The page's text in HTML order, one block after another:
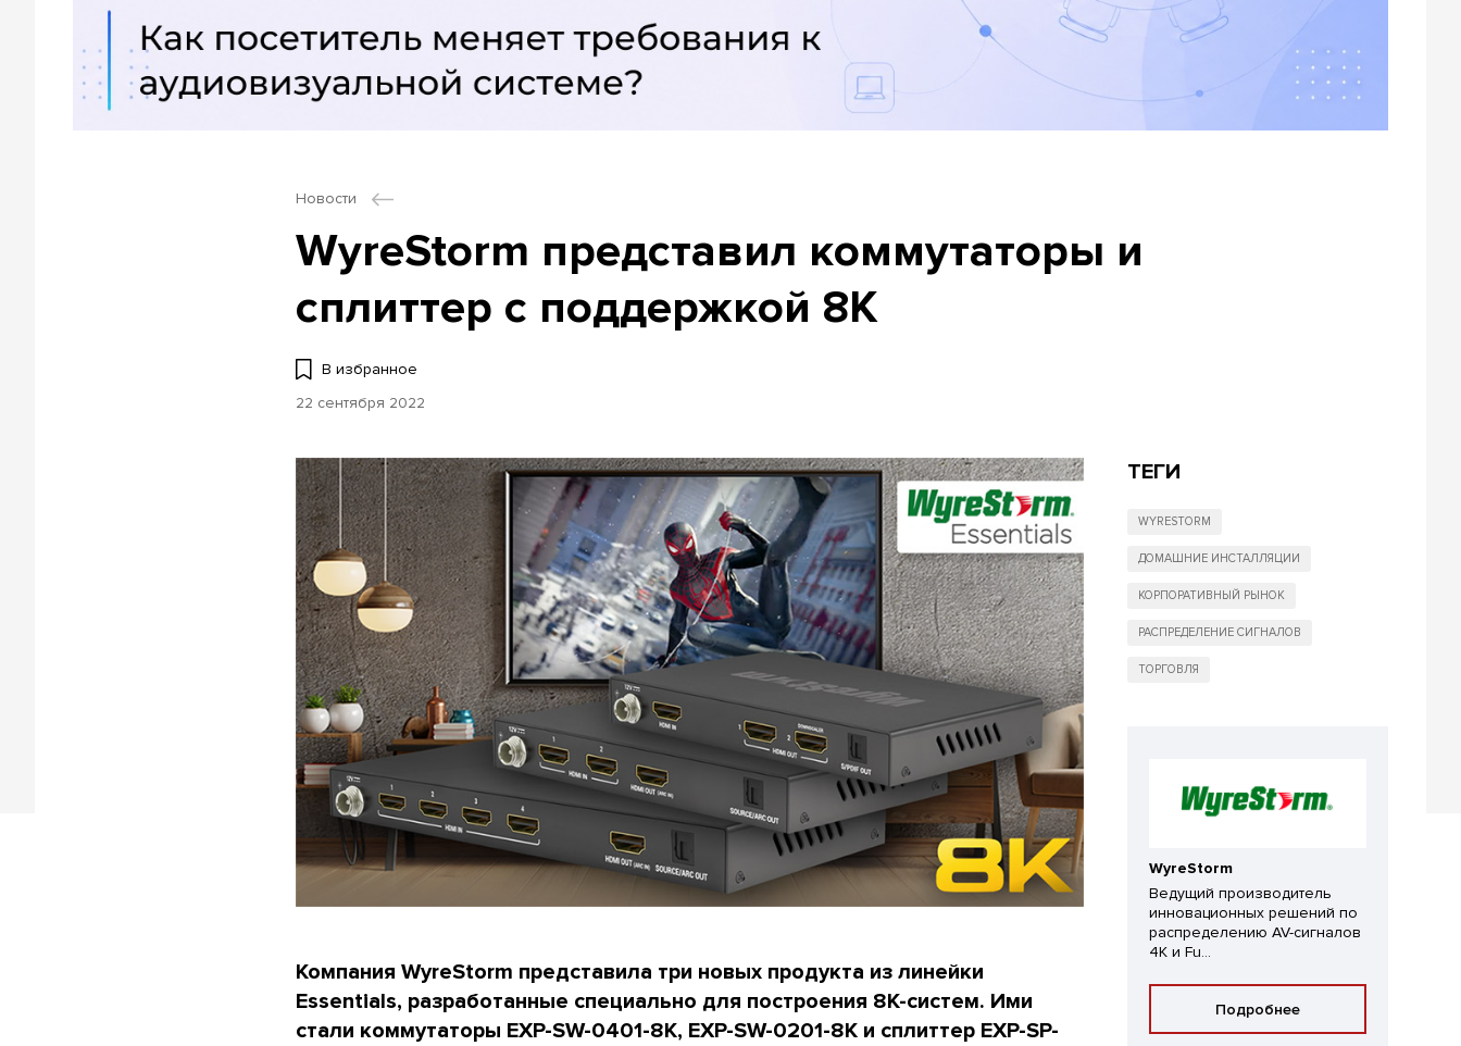
Новости
WyreStorm представил коммутаторы и
сплиттер с поддержкой 8K
В избранное
22 сентября 2022
Компания WyreStorm представила три новых продукта из линейки
Essentials, разработанные специально для построения 8K-систем. Ими
стали коммутаторы EXP-SW-0401-8K, EXP-SW-0201-8K и сплиттер EXP-SP-
ТЕГИ
WYRESTORM
ДОМАШНИЕ ИНСТАЛЛЯЦИИ
КОРПОРАТИВНЫЙ РЫНОК
РАСПРЕДЕЛЕНИЕ СИГНАЛОВ
ТОРГОВЛЯ
WyreStorm
Ведущий производитель
инновационных решений по
распределению AV-сигналов
4K и Fu...
Подробнее